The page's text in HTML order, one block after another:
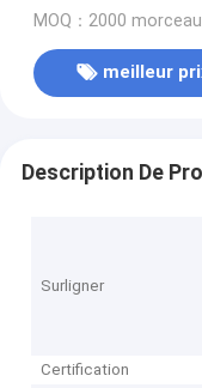
sphérique de Seat
MOQ：2000
meilleur
Description De
Surligner
Certification